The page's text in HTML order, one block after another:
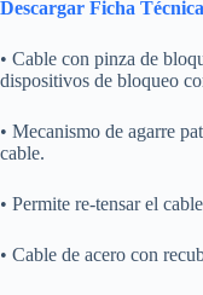
Descargar Ficha Técnica
• Cable con pinza de
dispositivos de bloqueo
• Mecanismo de agarre
cable.
• Permite re-tensar el
• Cable de acero con